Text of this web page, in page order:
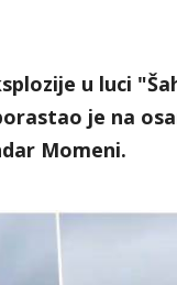
u luci
je na
Momeni.